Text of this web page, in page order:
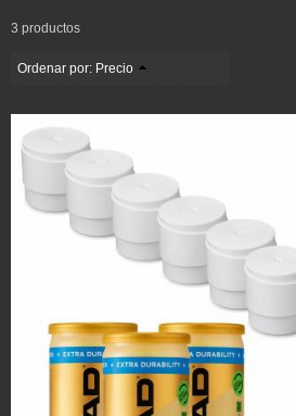
3 productos
Ordenar por: Precio